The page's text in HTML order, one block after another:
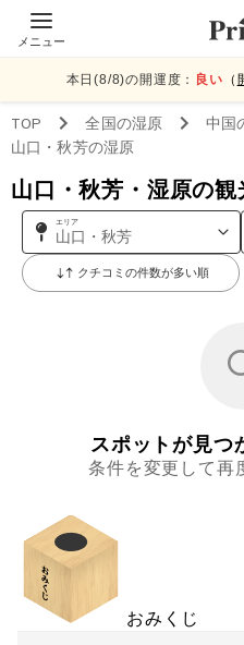
メニュー
本日(8/8)の開運度： 良い （
TOP 全国の湿原 中国
山口・秋芳の湿原
山口・秋芳・湿原の
エリア
山口・秋芳
クチコミの件数が多い順
スポットが見つ
条件を変更して再
おみくじ